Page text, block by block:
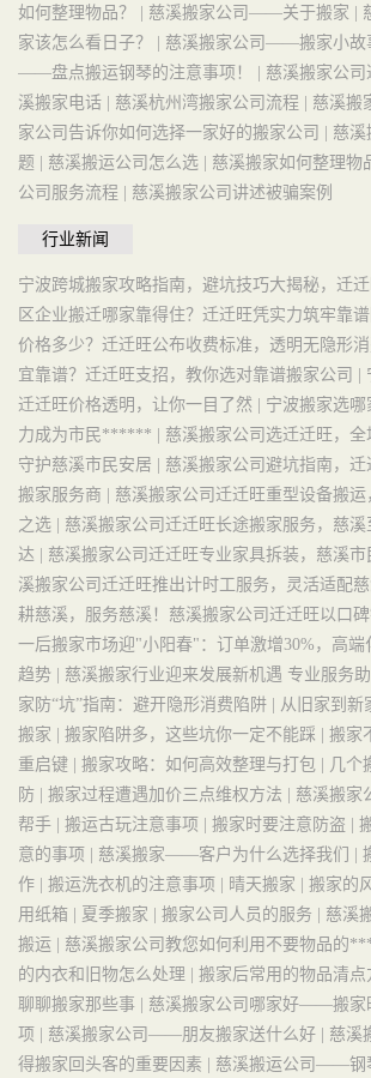
如何整理物品？ | 慈溪搬家公司——关于搬家 |
家该怎么看日子？ | 慈溪搬家公司——搬家小故
——盘点搬运钢琴的注意事项！ | 慈溪搬家公司
溪搬家电话 | 慈溪杭州湾搬家公司流程 | 慈溪搬
家公司告诉你如何选择一家好的搬家公司 | 慈溪
题 | 慈溪搬运公司怎么选 | 慈溪搬家如何整理
公司服务流程 | 慈溪搬家公司讲述被骗案例
行业新闻
宁波跨城搬家攻略指南，避坑技巧大揭秘，迁迁
区企业搬迁哪家靠得住？迁迁旺凭实力筑牢靠谱
价格多少？迁迁旺公布收费标准，透明无隐形消
宜靠谱？迁迁旺支招，教你选对靠谱搬家公司 |
迁迁旺价格透明，让你一目了然 | 宁波搬家选
力成为市民****** | 慈溪搬家公司选迁迁旺，
守护慈溪市民安居 | 慈溪搬家公司避坑指南，
搬家服务商 | 慈溪搬家公司迁迁旺重型设备搬
之选 | 慈溪搬家公司迁迁旺长途搬家服务，慈
达 | 慈溪搬家公司迁迁旺专业家具拆装，慈溪市
溪搬家公司迁迁旺推出计时工服务，灵活适配
耕慈溪，服务慈溪！慈溪搬家公司迁迁旺以口
一后搬家市场迎"小阳春"：订单激增30%，高
趋势 | 慈溪搬家行业迎来发展新机遇 专业服务
家防“坑”指南：避开隐形消费陷阱 | 从旧家到新
搬家 | 搬家陷阱多，这些坑你一定不能踩 | 搬家
重启键 | 搬家攻略：如何高效整理与打包 |
几个
防 | 搬家过程遭遇加价三点维权方法 | 慈溪搬家
帮手 | 搬运古玩注意事项 | 搬家时要注意防盗 |
意的事项 | 慈溪搬家——客户为什么选择我们 |
作 | 搬运洗衣机的注意事项 | 晴天搬家 | 搬家的
用纸箱 | 夏季搬家 | 搬家公司人员的服务 | 慈溪
搬运 | 慈溪搬家公司教您如何利用不要物品的
的内衣和旧物怎么处理 | 搬家后常用的物品清点
聊聊搬家那些事 | 慈溪搬家公司哪家好——搬家
项 | 慈溪搬家公司——朋友搬家送什么好 | 慈溪
得搬家回头客的重要因素 | 慈溪搬运公司——钢